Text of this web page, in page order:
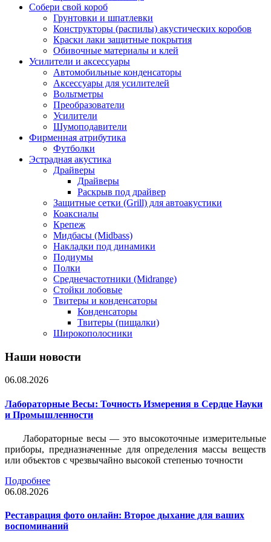
Собери свой короб
Грунтовки и шпатлевки
Конструкторы (распилы) акустических коробов
Краски лаки защитные покрытия
Обивочные материалы и клей
Усилители и аксессуары
Автомобильные конденсаторы
Аксессуары для усилителей
Вольтметры
Преобразователи
Усилители
Шумоподавители
Фирменная атрибутика
Футболки
Эстрадная акустика
Драйверы
Драйверы
Раскрыв под драйвер
Защитные сетки (Grill) для автоакустики
Коаксиалы
Крепеж
Мидбасы (Midbass)
Накладки под динамики
Подиумы
Полки
Среднечастотники (Midrange)
Стойки лобовые
Твитеры и конденсаторы
Конденсаторы
Твитеры (пищалки)
Широкополосники
Наши новости
06.08.2026
Лабораторные Весы: Точность Измерения в Сердце Науки
и Промышленности
Лабораторные весы — это высокоточные измерительные
приборы, предназначенные для определения массы веществ
или объектов с чрезвычайно высокой степенью точности
Подробнее
06.08.2026
Реставрация фото онлайн: Второе дыхание для ваших
воспоминаний